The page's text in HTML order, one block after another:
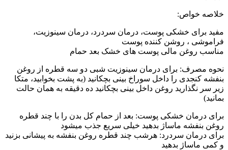
خلاصه خواص:
مفید برای خشکی پوست، درمان سردرد، درمان سینوزیت،
فراموشی ، روشن کننده پوست
مناسب روغن مالی پوست های خشک بعد حمام
نحوه مصرف: برای درمان سینوزیت شبی دو سه قطره از روغن
بنفشه کنجدی را داخل سوراخ بینی بچکانید (به پشت بخوابید، متکا
زیر سر نگذارید روغن داخل بینی بچکانید ده دقیقه به همان حالت
بمانید)
برای درمان خشکی پوست: بعد از حمام کل بدن را با چند قطره
روغن بنفشه ماساژ بدهید خیلی سریع جذب میشود
برای درمان سردرد: هرشب چند قطره روغن بنفشه به پیشانی بزنید
و کمی ماساژ بدهید